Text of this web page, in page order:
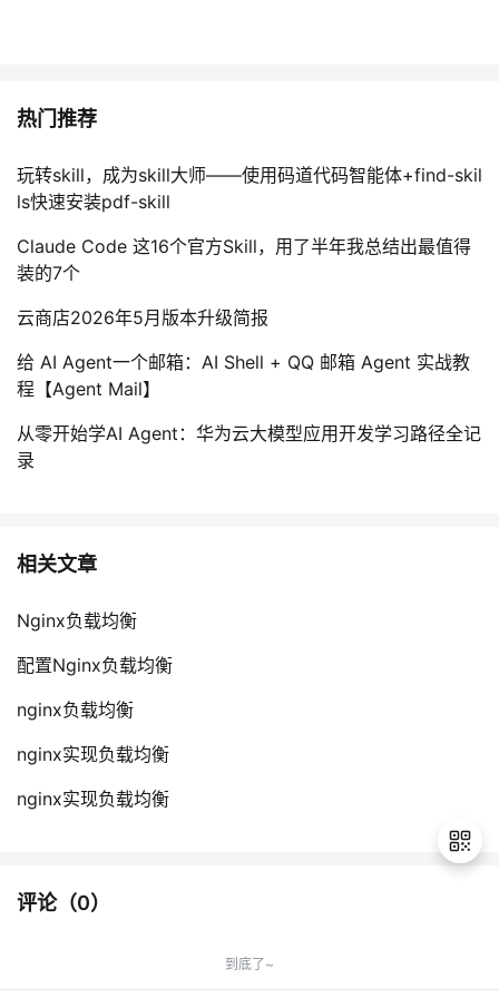
热门推荐
玩转skill，成为skill大师——使用码道代码智能体+find-skil
ls快速安装pdf-skill
Claude Code 这16个官方Skill，用了半年我总结出最值得
装的7个
云商店2026年5月版本升级简报
给 AI Agent一个邮箱：AI Shell + QQ 邮箱 Agent 实战教
程【Agent Mail】
从零开始学AI Agent：华为云大模型应用开发学习路径全记
录
相关文章
Nginx负载均衡
配置Nginx负载均衡
nginx负载均衡
nginx实现负载均衡
nginx实现负载均衡
评论（0）
到底了~